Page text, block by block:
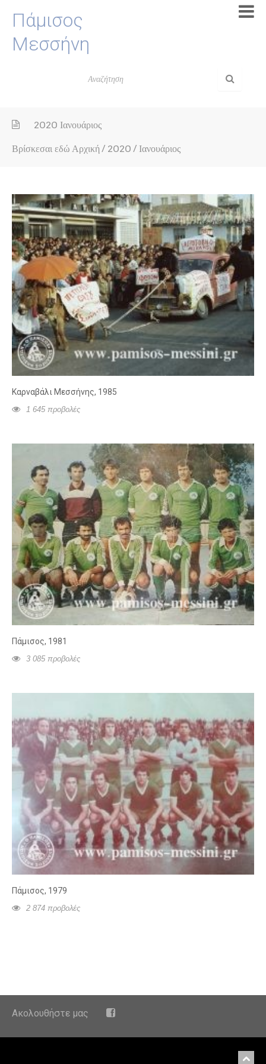
Πάμισος
Μεσσήνη
2020 Ιανουάριος
Βρίσκεσαι εδώ Αρχική/ 2020 / Ιανουάριος
Καρναβάλι Μεσσήνης, 1985
1 645 προβολές
Πάμισος, 1981
3 085 προβολές
Πάμισος, 1979
2 874 προβολές
Ακολουθήστε μας